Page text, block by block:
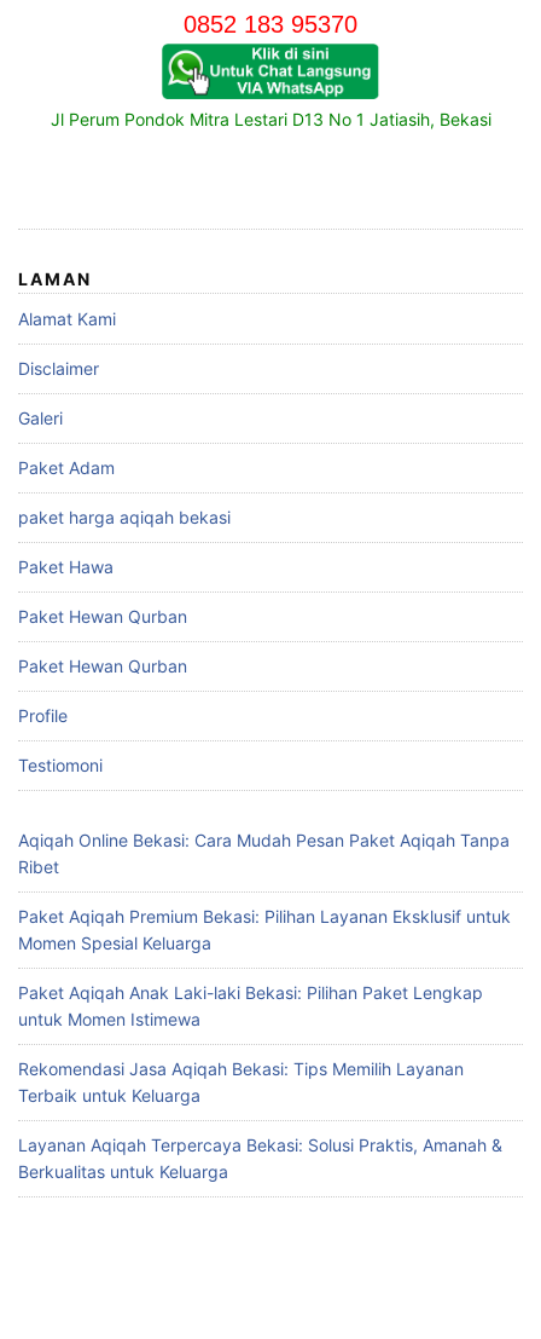
0852 183 95370
Jl Perum Pondok Mitra Lestari D13 No 1 Jatiasih, Bekasi
LAMAN
Alamat Kami
Disclaimer
Galeri
Paket Adam
paket harga aqiqah bekasi
Paket Hawa
Paket Hewan Qurban
Paket Hewan Qurban
Profile
Testiomoni
Aqiqah Online Bekasi: Cara Mudah Pesan Paket Aqiqah Tanpa
Ribet
Paket Aqiqah Premium Bekasi: Pilihan Layanan Eksklusif untuk
Momen Spesial Keluarga
Paket Aqiqah Anak Laki-laki Bekasi: Pilihan Paket Lengkap
untuk Momen Istimewa
Rekomendasi Jasa Aqiqah Bekasi: Tips Memilih Layanan
Terbaik untuk Keluarga
Layanan Aqiqah Terpercaya Bekasi: Solusi Praktis, Amanah &
Berkualitas untuk Keluarga